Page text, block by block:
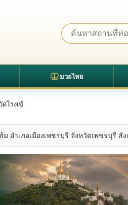
มวยไทย
ดโรงเข้
อำเภอเมืองเพชรบุรี จังหวัดเพชรบุรี